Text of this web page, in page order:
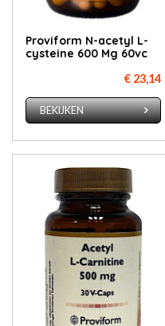
Proviform N-acetyl L-
cysteine 600 Mg 60vc
€ 23,14
BEKIJKEN